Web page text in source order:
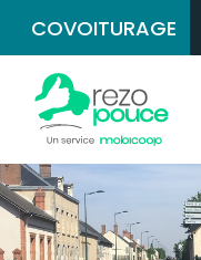
COVOITURAGE